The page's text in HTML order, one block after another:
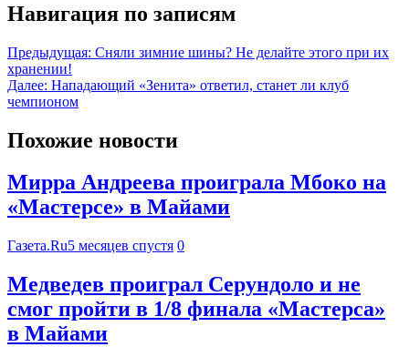
Навигация по записям
Предыдущая: Сняли зимние шины? Не делайте этого при их
хранении!
Далее: Нападающий «Зенита» ответил, станет ли клуб
чемпионом
Похожие новости
Мирра Андреева проиграла Мбоко на
«Мастерсе» в Майами
Газета.Ru5 месяцев спустя 0
Медведев проиграл Серундоло и не
смог пройти в 1/8 финала «Мастерса»
в Майами